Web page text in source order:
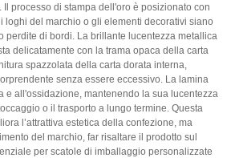
processo di stampa dell'oro è posizionato con
loghi del marchio o gli elementi decorativi siano
perdite di bordi. La brillante lucentezza metallica
delicatamente con la trama opaca della carta
spazzolata della carta dorata interna,
senza essere eccessivo. La lamina
e all'ossidazione, mantenendo la sua lucentezza
o il trasporto a lungo termine. Questa
l’attrattiva estetica della confezione, ma
del marchio, far risaltare il prodotto sul
per scatole di imballaggio personalizzate